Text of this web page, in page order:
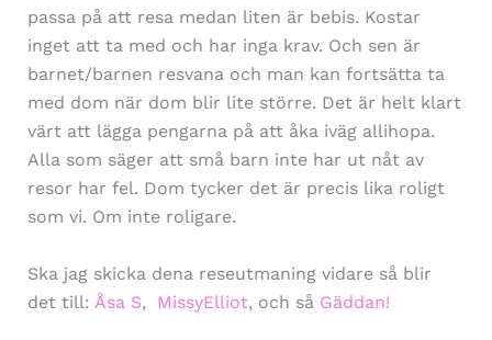
passa på att resa medan liten är bebis. Kostar
inget att ta med och har inga krav. Och sen är
barnet/barnen resvana och man kan fortsätta ta
med dom när dom blir lite större. Det är helt klart
värt att lägga pengarna på att åka iväg allihopa.
Alla som säger att små barn inte har ut nåt av
resor har fel. Dom tycker det är precis lika roligt
som vi. Om inte roligare.
Ska jag skicka dena reseutmaning vidare så blir
det till: Åsa S, MissyElliot, och så Gäddan!